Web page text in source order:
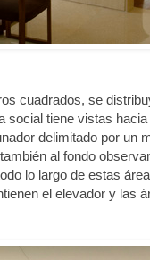
cuadrados, se
social tiene vistas
delimitado por un
al fondo
lo largo de estas
el elevador y las